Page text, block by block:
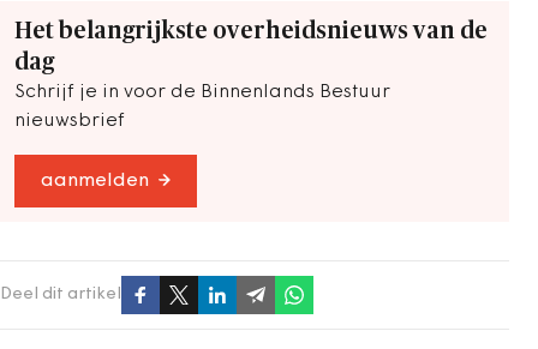
Het belangrijkste overheidsnieuws van de
dag
Schrijf je in voor de Binnenlands Bestuur
nieuwsbrief
aanmelden
Deel dit artikel